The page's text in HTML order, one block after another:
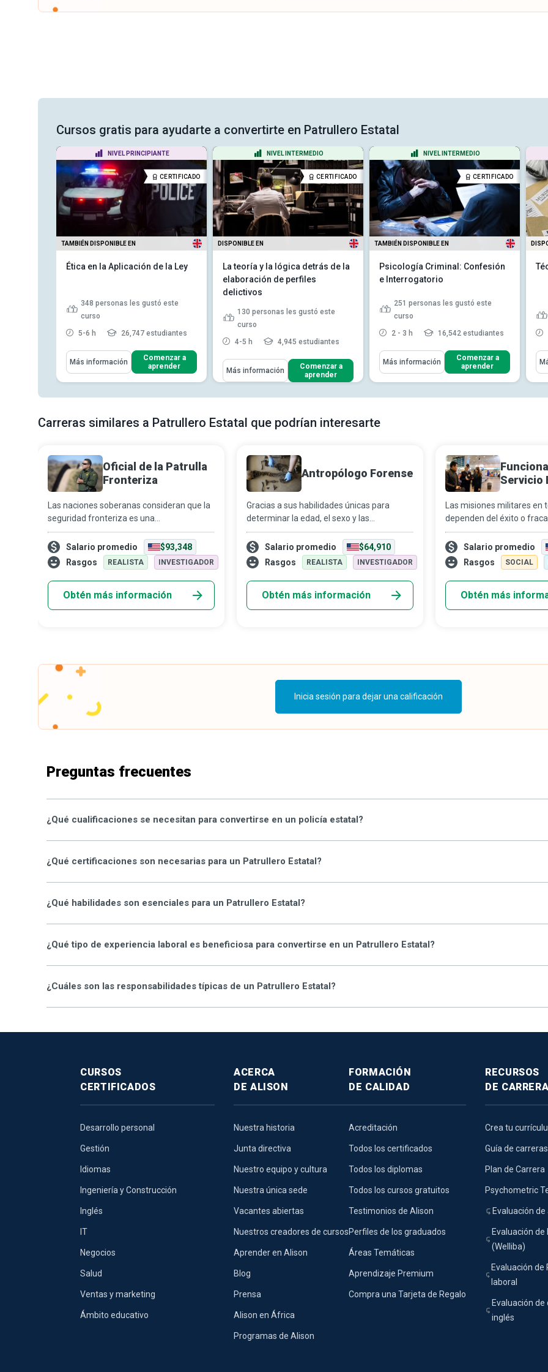
Cursos gratis para ayudarte a convertirte en Patrullero Estatal
NIVEL PRINCIPIANTE
CERTIFICADO
TAMBIÉN DISPONIBLE EN
Ética en la Aplicación de la Ley
348 personas les gustó este
curso
5-6 h
26,747 estudiantes
Aprenderás Cómo
Discutir los principales
argumentos sobre la
relacionados con la moral, la
étic...
Reconocer cómo los agentes
pueden ser investi...
Más información
Comenzar a
aprender
NIVEL INTERMEDIO
CERTIFICADO
DISPONIBLE EN
La teoría y la lógica detrás de la
elaboración de perfiles
delictivos
130 personas les gustó este
curso
4-5 h
4,945 estudiantes
Aprenderás Cómo
Discutir el término criminología
del crimen Evaluar la exp...
un delito
Leer más
Más información
Comenzar a
aprender
NIVEL INTERMEDIO
CERTIFICADO
TAMBIÉN DISPONIBLE EN
Psicología Criminal: Confesión
e Interrogatorio
251 personas les gustó este
curso
2 - 3 h
16,542 estudiantes
Aprenderás Cómo
Describir el proceso, las reglas
y las técnicas involucr...
Indicar los resultados de los
Más información
Comenzar a
aprender
Carreras similares a Patrullero Estatal que podrían interesarte
Oficial de la Patrulla
Fronteriza
Las naciones soberanas consideran que la
seguridad fronteriza es una
responsabilidad fundamental hacia sus
ciudadanos y otorgan a los oficiales de la
patrulla fronteriza la autoridad para
proteger sus fronteras internacionales y
sus costas.
Salario promedio
$93,348
Rasgos
REALISTA INVESTIGADOR
Obtén más información
Antropólogo Forense
Gracias a sus habilidades únicas para
determinar la edad, el sexo y las
características distintivas de una persona
fallecida, los antropólogos forenses se
aseguran de que se haga justicia a las
víctimas de crímenes atroces y a sus seres
queridos.
Salario promedio
$64,910
Rasgos
REALISTA INVESTIGADOR
Obtén más información
Servicio
Las misiones militares en
dependen del éxito o
misiones diplomáticas. La
puede mitigar e incluso
que de otro modo podrían
humanidad. Los
exterior cumplen un
para promover de forma
intereses y valores de su
Salario promedio
Rasgos
SOCIAL
Obtén más
Inicia sesión para dejar una calificación
Preguntas frecuentes
¿Qué cualificaciones se necesitan para convertirse en un policía estatal?
¿Qué certificaciones son necesarias para un Patrullero Estatal?
¿Qué habilidades son esenciales para un Patrullero Estatal?
¿Qué tipo de experiencia laboral es beneficiosa para convertirse en un Patrullero Estatal?
¿Cuáles son las responsabilidades típicas de un Patrullero Estatal?
CURSOS
CERTIFICADOS
Desarrollo personal
Gestión
Idiomas
Ingeniería y Construcción
Inglés
IT
Negocios
Salud
Ventas y marketing
Ámbito educativo
ACERCA
DE ALISON
Nuestra historia
Junta directiva
Nuestro equipo y cultura
Nuestra única sede
Vacantes abiertas
Nuestros creadores de cursos
Aprender en Alison
Blog
Prensa
Alison en África
Programas de Alison
FORMACIÓN
DE CALIDAD
Acreditación
Todos los certificados
Todos los diplomas
Todos los cursos gratuitos
Testimonios de Alison
Perfiles de los graduados
Áreas Temáticas
Aprendizaje Premium
Compra una Tarjeta de Regalo
RECURSOS
DE CARRERA
Crea tu
Guía de
Plan de Carrera
Psychometric
Evaluación
Evaluación
(Welliba)
Evaluación de
laboral
Evaluación de
inglés